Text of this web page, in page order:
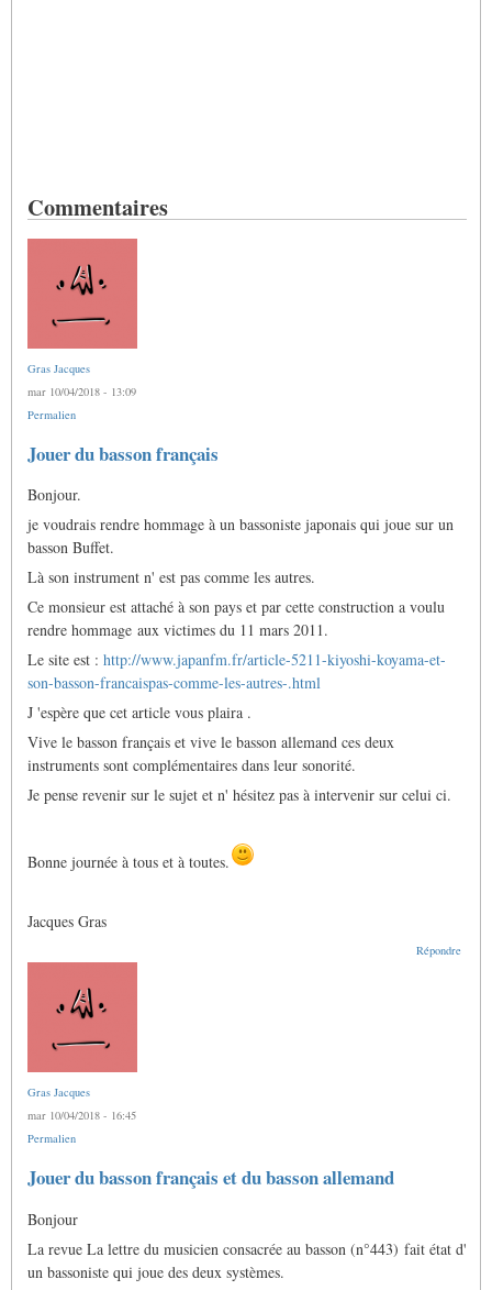
Commentaires
Gras Jacques
mar 10/04/2018 - 13:09
Permalien
Jouer du basson français
Bonjour.
je voudrais rendre hommage à un bassoniste japonais qui joue sur un
basson Buffet.
Là son instrument n' est pas comme les autres.
Ce monsieur est attaché à son pays et par cette construction a voulu
rendre hommage aux victimes du 11 mars 2011.
Le site est : http://www.japanfm.fr/article-5211-kiyoshi-koyama-et-
son-basson-francaispas-comme-les-autres-.html
J 'espère que cet article vous plaira .
Vive le basson français et vive le basson allemand ces deux
instruments sont complémentaires dans leur sonorité.
Je pense revenir sur le sujet et n' hésitez pas à intervenir sur celui ci.
Bonne journée à tous et à toutes.
Jacques Gras
Répondre
Gras Jacques
mar 10/04/2018 - 16:45
Permalien
Jouer du basson français et du basson allemand
Bonjour
La revue La lettre du musicien consacrée au basson (n°443) fait état d'
un bassoniste qui joue des deux systèmes.